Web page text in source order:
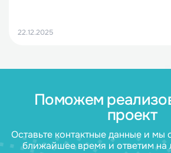
22.12.2025
Поможем
проект
Оставьте контактные данные и
ближайшее время и ответим